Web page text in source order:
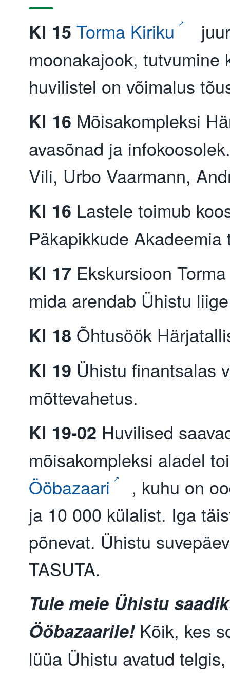
Kl 15 Torma Kiriku
moonakajook, tutvumine
huvilistel on võimalus
Kl 16 Mõisakompleksi
avasõnad ja
Vili, Urbo Vaarmann,
Kl 16 Lastele toimub
Päkapikkude Akadeemia
Kl 17 Ekskursioon
mida arendab Ühistu
Kl 18 Õhtusöök
Kl 19 Ühistu finantsalas
mõttevahetus.
Kl 19-02 Huvilised
mõisakompleksi aladel
Ööbazaari
, kuhu on
ja 10 000 külalist. Iga
põnevat. Ühistu
TASUTA.
Tule meie Ühistu
Ööbazaarile! Kõik, kes
lüüa Ühistu avatud